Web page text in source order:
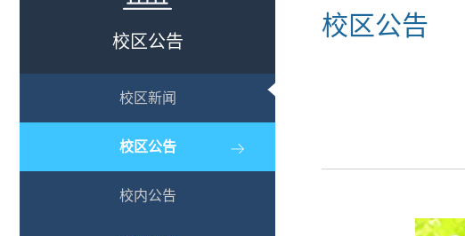
校区公告
校区新闻
校区公告
校内公告
校区公告